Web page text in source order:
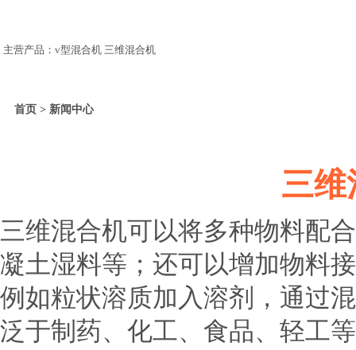
主营产品：v型混合机 三维混合机
首页 > 新闻中心
三维
三维混合机可以将多种物料配
凝土湿料等；还可以增加物料
例如粒状溶质加入溶剂，通过
泛于制药、化工、食品、轻工